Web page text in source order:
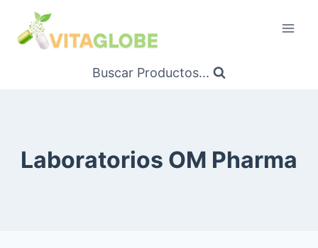
Contenido
Buscar Productos...
Laboratorios OM Pharma